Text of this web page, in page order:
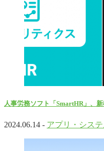
人事労務ソフト「SmartHR」、
2024.06.14 - アプリ・システ